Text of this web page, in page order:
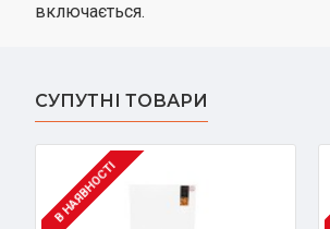
включається.
СУПУТНІ ТОВАРИ
В НАЯВНОСТІ